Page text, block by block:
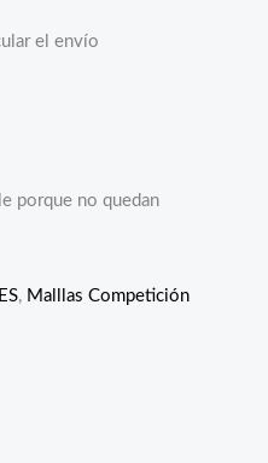
el envío
porque no quedan
, Malllas Competición